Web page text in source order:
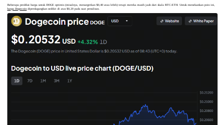
Beberapa prediksi harga untuk DOGE optimis (misalnya, menargetkan $0,40 atau lebih) tetapi mereka masih jauh dari skala BTC-ETH. Untuk menekankan poin ini,
harga Dogecoindiperdagangkan sedikit di atas $0,20 pada saat penulisan.